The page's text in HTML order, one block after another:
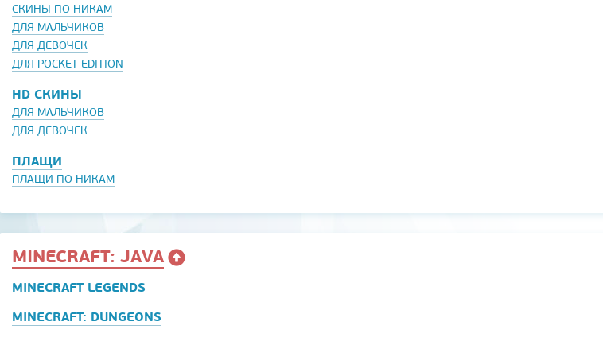
СКИНЫ ПО НИКАМ
ДЛЯ МАЛЬЧИКОВ
ДЛЯ ДЕВОЧЕК
ДЛЯ POCKET EDITION
HD СКИНЫ
ДЛЯ МАЛЬЧИКОВ
ДЛЯ ДЕВОЧЕК
ПЛАЩИ
ПЛАЩИ ПО НИКАМ
MINECRAFT: JAVA
MINECRAFT LEGENDS
MINECRAFT: DUNGEONS